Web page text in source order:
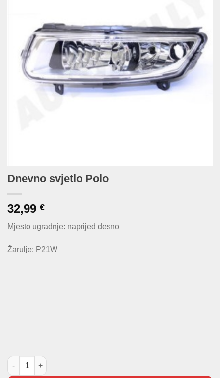
Dnevno svjetlo Polo
32,99 €
Mjesto ugradnje: naprijed desno
Žarulje: P21W
Dnevno svjetlo Polo količina